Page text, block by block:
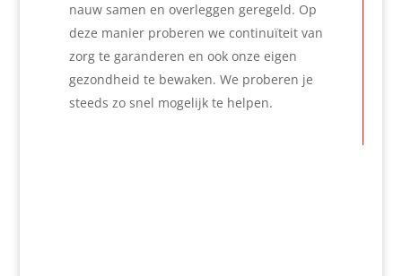
nauw samen en overleggen geregeld. Op
deze manier proberen we continuïteit van
zorg te garanderen en ook onze eigen
gezondheid te bewaken. We proberen je
steeds zo snel mogelijk te helpen.